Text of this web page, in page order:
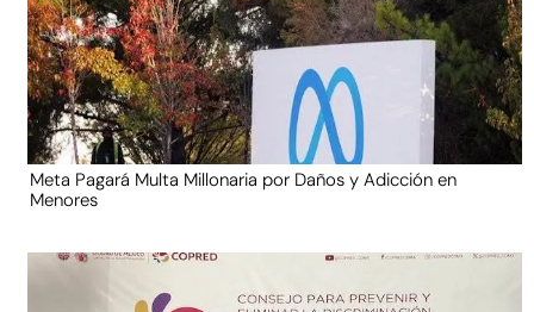
Meta Pagará Multa Millonaria por Daños y Adicción en
Menores